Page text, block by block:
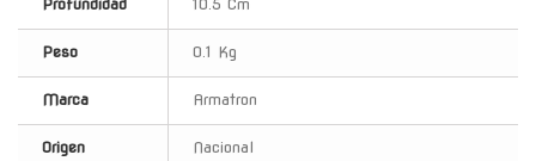
Profundidad 10.5 Cm
Peso 0.1 Kg
Marca Armatron
Origen Nacional